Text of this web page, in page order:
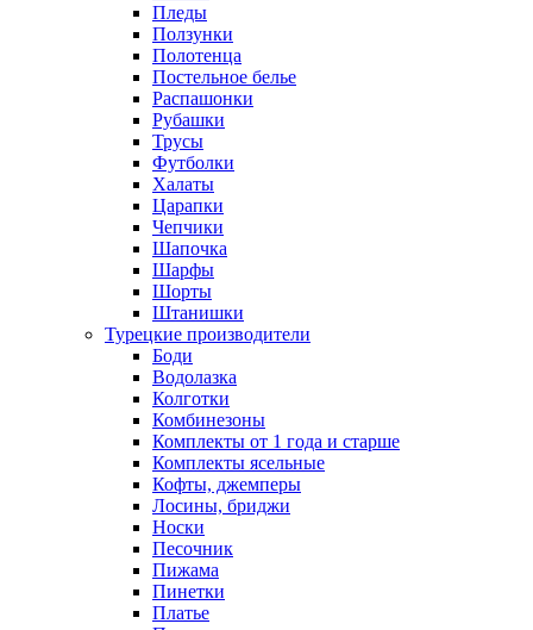
Пледы
Ползунки
Полотенца
Постельное белье
Распашонки
Рубашки
Трусы
Футболки
Халаты
Царапки
Чепчики
Шапочка
Шарфы
Шорты
Штанишки
Турецкие производители
Боди
Водолазка
Колготки
Комбинезоны
Комплекты от 1 года и старше
Комплекты ясельные
Кофты, джемперы
Лосины, бриджи
Носки
Песочник
Пижама
Пинетки
Платье